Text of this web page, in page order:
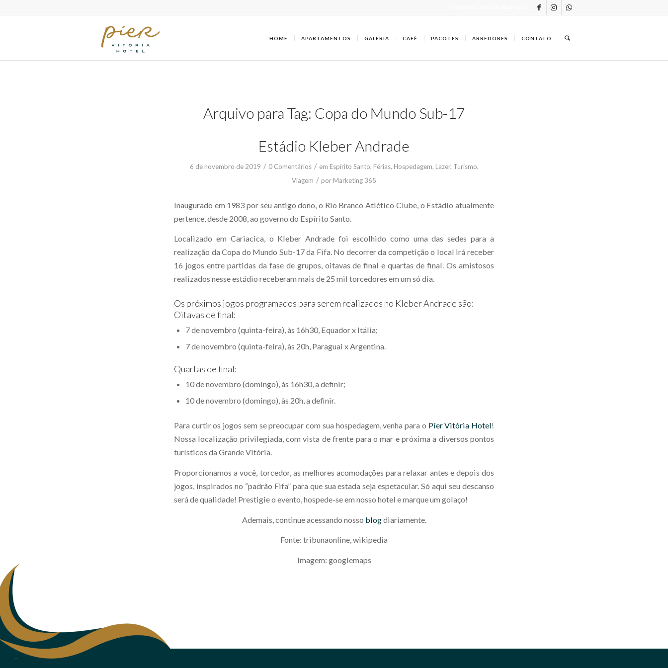
HOME APARTAMENTOS GALERIA CAFÉ PACOTES ARREDORES CONTATO
Arquivo para Tag: Copa do Mundo Sub-17
Estádio Kleber Andrade
6 de novembro de 2019 / 0 Comentários / em Espírito Santo, Férias, Hospedagem, Lazer, Turismo,
Viagem / por Marketing 365
Inaugurado em 1983 por seu antigo dono, o Rio Branco Atlético Clube, o Estádio atualmente
pertence, desde 2008, ao governo do Espírito Santo.
Localizado em Cariacica, o Kleber Andrade foi escolhido como uma das sedes para a
realização da Copa do Mundo Sub-17 da Fifa. No decorrer da competição o local irá receber
16 jogos entre partidas da fase de grupos, oitavas de final e quartas de final. Os amistosos
realizados nesse estádio receberam mais de 25 mil torcedores em um só dia.
Os próximos jogos programados para serem realizados no Kleber Andrade são:
Oitavas de final:
7 de novembro (quinta-feira), às 16h30, Equador x Itália;
7 de novembro (quinta-feira), às 20h, Paraguai x Argentina.
Quartas de final:
10 de novembro (domingo), às 16h30, a definir;
10 de novembro (domingo), às 20h, a definir.
Para curtir os jogos sem se preocupar com sua hospedagem, venha para o Píer Vitória Hotel!
Nossa localização privilegiada, com vista de frente para o mar e próxima a diversos pontos
turísticos da Grande Vitória.
Proporcionamos a você, torcedor, as melhores acomodações para relaxar antes e depois dos
jogos, inspirados no “padrão Fifa” para que sua estada seja espetacular. Só aqui seu descanso
será de qualidade! Prestigie o evento, hospede-se em nosso hotel e marque um golaço!
Ademais, continue acessando nosso blogdiariamente.
Fonte: tribunaonline, wikipedia
Imagem: googlemaps